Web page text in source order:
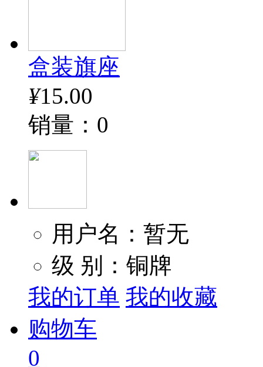
盒装旗座
¥15.00
销量：0
用户名：暂无
级 别：铜牌
我的订单 我的收藏
购物车
0